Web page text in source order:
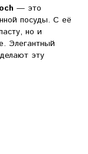
— это
посуды. С её
но и
Элегантный
эту